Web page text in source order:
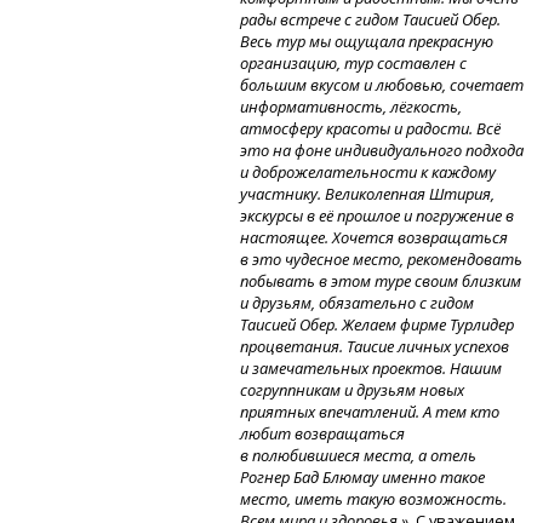
рады встрече с гидом Таисией Обер.
Весь тур мы ощущала прекрасную
организацию, тур составлен с
большим вкусом и любовью, сочетает
информативность, лёгкость,
атмосферу красоты и радости. Всё
это на фоне индивидуального подхода
и доброжелательности к каждому
участнику. Великолепная Штирия,
экскурсы в её прошлое и погружение в
настоящее. Хочется возвращаться
в это чудесное место, рекомендовать
побывать в этом туре своим близким
и друзьям, обязательно с гидом
Таисией Обер. Желаем фирме Турлидер
процветания. Таисие личных успехов
и замечательных проектов. Нашим
согруппникам и друзьям новых
приятных впечатлений. А тем кто
любит возвращаться
в полюбившиеся места, а отель
Рогнер Бад Блюмау именно такое
место, иметь такую возможность.